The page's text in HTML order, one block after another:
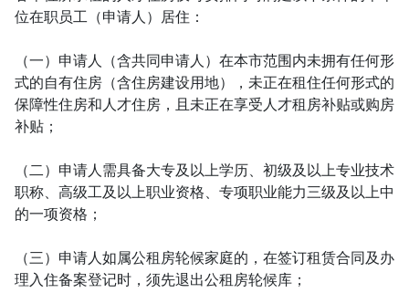
位在职员工（申请人）居住：
（一）申请人（含共同申请人）在本市范围内未拥有任何形
式的自有住房（含住房建设用地），未正在租住任何形式的
保障性住房和人才住房，且未正在享受人才租房补贴或购房
补贴；
（二）申请人需具备大专及以上学历、初级及以上专业技术
职称、高级工及以上职业资格、专项职业能力三级及以上中
的一项资格；
（三）申请人如属公租房轮候家庭的，在签订租赁合同及办
理入住备案登记时，须先退出公租房轮候库；